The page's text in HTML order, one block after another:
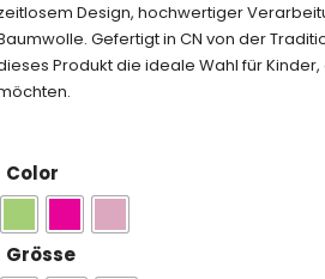
Design, hochwertiger
Gefertigt in CN von der
Produkt die ideale Wahl für
Color
Grösse